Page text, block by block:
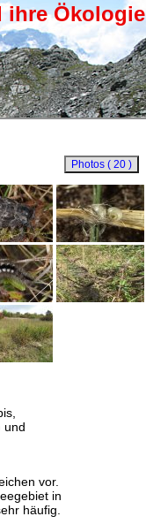
ihre Ökologie
und
vor.
in
häufig.